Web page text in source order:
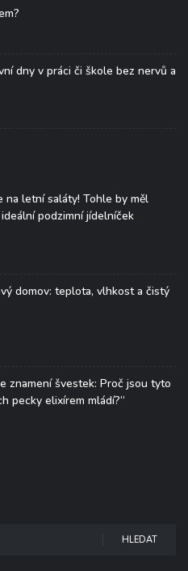
dny v práci či škole bez nervů a
na letní saláty! Tohle by měl
podzimní jídelníček
domov: teplota, vlhkost a čistý
znamení švestek: Proč jsou tyto
pecky elixírem mládí?“
HLEDAT